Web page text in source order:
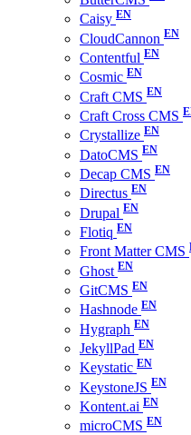
Caisy
CloudCannon
Contentful
Cosmic
Craft CMS
Craft Cross CMS
Crystallize
DatoCMS
Decap CMS
Directus
Drupal
Flotiq
Front Matter CMS
Ghost
GitCMS
Hashnode
Hygraph
JekyllPad
Keystatic
KeystoneJS
Kontent.ai
microCMS